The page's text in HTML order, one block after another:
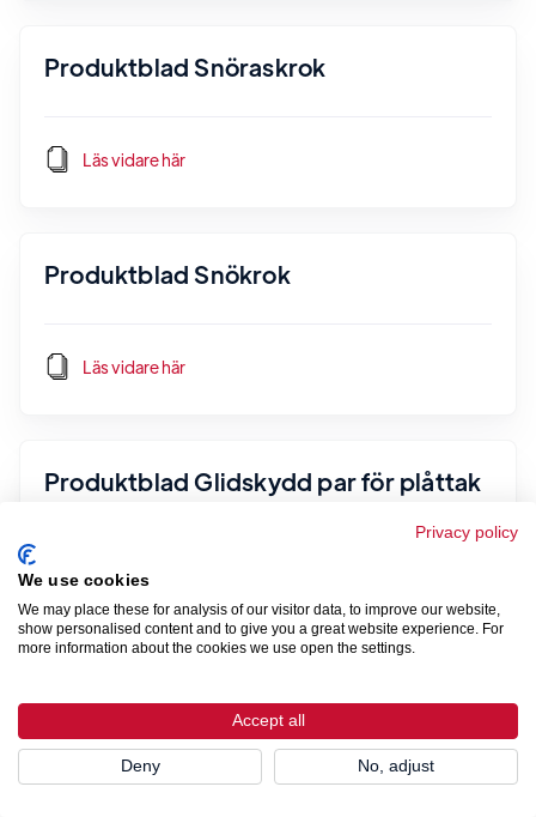
Produktblad Snöraskrok
Läs vidare här
Produktblad Snökrok
Läs vidare här
Produktblad Glidskydd par för plåttak
Läs vidare här
Privacy policy
We use cookies
We may place these for analysis of our visitor data, to improve our website,
show personalised content and to give you a great website experience. For
more information about the cookies we use open the settings.
Accept all
Deny No, adjust